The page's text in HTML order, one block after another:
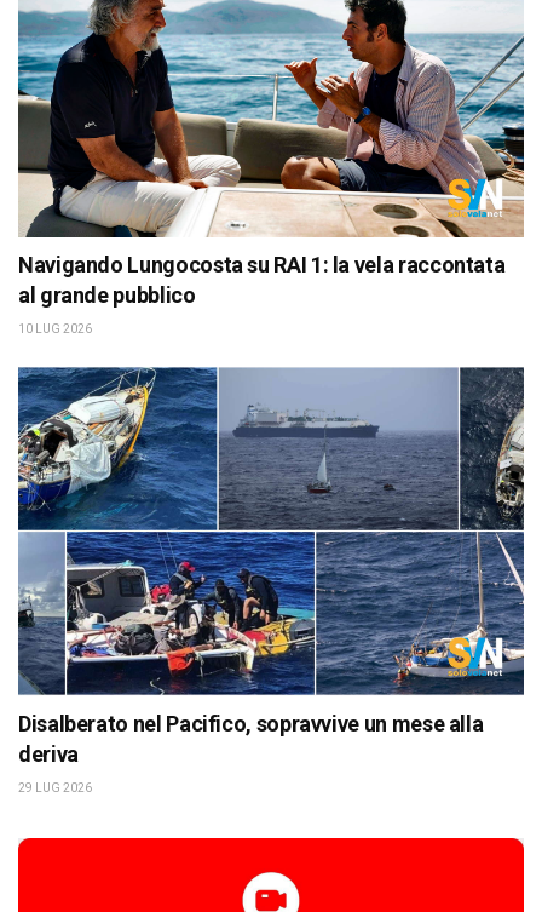
Navigando Lungocosta su RAI 1: la vela raccontata
al grande pubblico
10 LUG 2026
Disalberato nel Pacifico, sopravvive un mese alla
deriva
29 LUG 2026